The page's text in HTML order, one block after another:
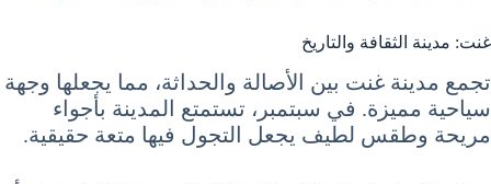
غنت: مدينة الثقافة والتاريخ
تجمع مدينة غنت بين الأصالة والحداثة، مما يجعلها وجهة
سياحية مميزة. في سبتمبر، تستمتع المدينة بأجواء
مريحة وطقس لطيف يجعل التجول فيها متعة حقيقية.